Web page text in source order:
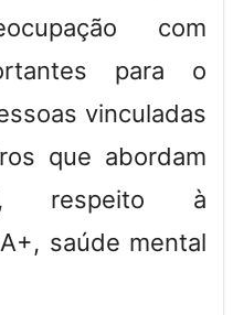
com
para o
vinculadas
que abordam
respeito à
saúde mental